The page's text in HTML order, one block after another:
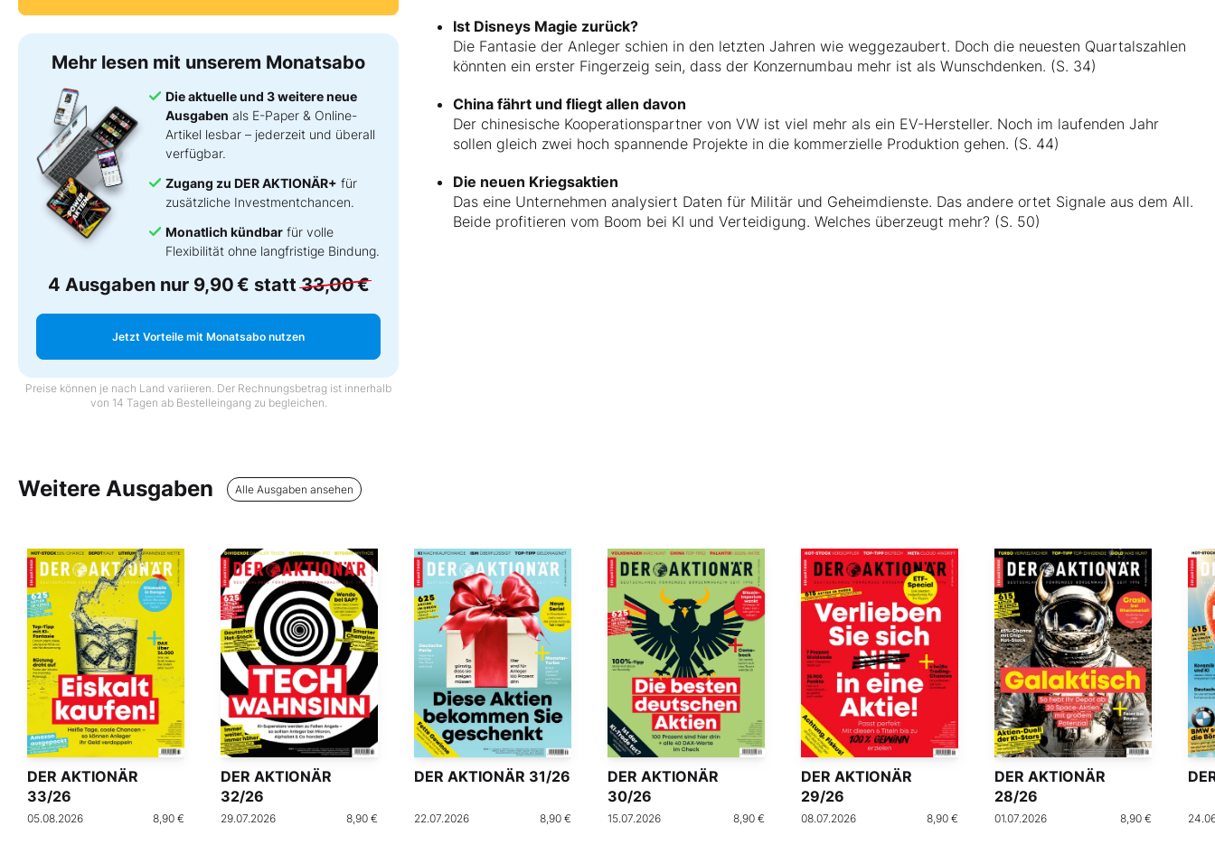
Mehr lesen mit unserem Monatsabo
Die aktuelle und 3 weitere neue
Ausgaben als E-Paper & Online-
Artikel lesbar – jederzeit und überall
verfügbar.
Zugang zu DER AKTIONÄR+ für
zusätzliche Investmentchancen.
Monatlich kündbar für volle
Flexibilität ohne langfristige Bindung.
4 Ausgaben nur 9,90 € statt33,00 €
Jetzt Vorteile mit Monatsabo nutzen
Preise können je nach Land variieren. Der Rechnungsbetrag ist innerhalb
von 14 Tagen ab Bestelleingang zu begleichen.
Ist Disneys Magie zurück?
Die Fantasie der Anleger schien in den letzten Jahren wie weggezaubert. Doch die neuesten Quartalszahlen
könnten ein erster Fingerzeig sein, dass der Konzernumbau mehr ist als Wunschdenken. (S. 34)
China fährt und fliegt allen davon
Der chinesische Kooperationspartner von VW ist viel mehr als ein EV-Hersteller. Noch im laufenden Jahr
sollen gleich zwei hoch spannende Projekte in die kommerzielle Produktion gehen. (S. 44)
Die neuen Kriegsaktien
Das eine Unternehmen analysiert Daten für Militär und Geheimdienste. Das andere ortet Signale aus dem All.
Beide profitieren vom Boom bei KI und Verteidigung. Welches überzeugt mehr? (S. 50)
Weitere Ausgaben Alle Ausgaben ansehen
DER AKTIONÄR
33/26
05.08.2026 8,90 €
DER AKTIONÄR
32/26
29.07.2026 8,90 €
DER AKTIONÄR 31/26
22.07.2026 8,90 €
DER AKTIONÄR
30/26
15.07.2026 8,90 €
DER AKTIONÄR
29/26
08.07.2026 8,90 €
DER AKTIONÄR
28/26
01.07.2026 8,90 €